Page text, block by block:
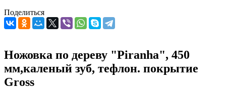
Поделиться
Ножовка по дереву "Piranha", 450
мм,каленый зуб, тефлон. покрытие
Gross